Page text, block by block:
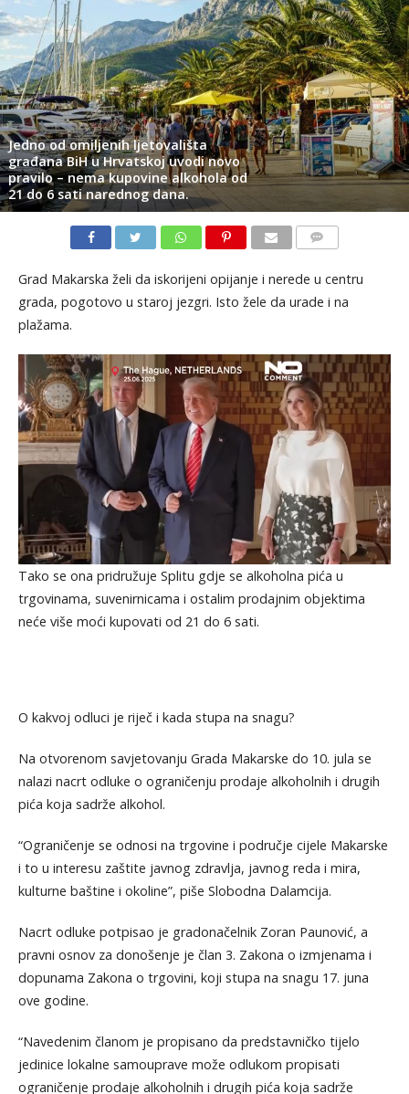
Jedno od omiljenih ljetovališta
građana BiH u Hrvatskoj uvodi novo
pravilo – nema kupovine alkohola od
21 do 6 sati narednog dana.
Grad Makarska želi da iskorijeni opijanje i nerede u centru
grada, pogotovo u staroj jezgri. Isto žele da urade i na
plažama.
Tako se ona pridružuje Splitu gdje se alkoholna pića u
trgovinama, suvenirnicama i ostalim prodajnim objektima
neće više moći kupovati od 21 do 6 sati.
O kakvoj odluci je riječ i kada stupa na snagu?
Na otvorenom savjetovanju Grada Makarske do 10. jula se
nalazi nacrt odluke o ograničenju prodaje alkoholnih i drugih
pića koja sadrže alkohol.
“Ograničenje se odnosi na trgovine i područje cijele Makarske
i to u interesu zaštite javnog zdravlja, javnog reda i mira,
kulturne baštine i okoline”, piše Slobodna Dalamcija.
Nacrt odluke potpisao je gradonačelnik Zoran Paunović, a
pravni osnov za donošenje je član 3. Zakona o izmjenama i
dopunama Zakona o trgovini, koji stupa na snagu 17. juna
ove godine.
“Navedenim članom je propisano da predstavničko tijelo
jedinice lokalne samouprave može odlukom propisati
ograničenje prodaje alkoholnih i drugih pića koja sadrže